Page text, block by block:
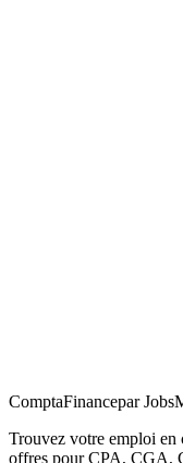
ComptaFinancepar
Trouvez votre emploi en
offres pour CPA, CGA,